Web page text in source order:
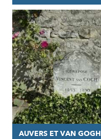
AUVERS ET VAN GOGH